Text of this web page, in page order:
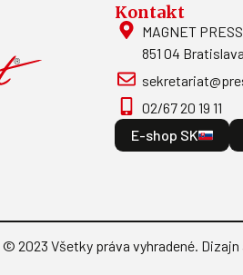
Kontakt
MAGNET
851 04
02/67 20 19 11
E-shop SK
© 2023 Všetky práva vyhradené. Dizajn